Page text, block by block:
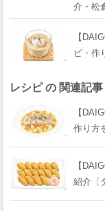
介・松
【
ピ・作
レシピ の 関連記事
【
作り方
【
紹介〔